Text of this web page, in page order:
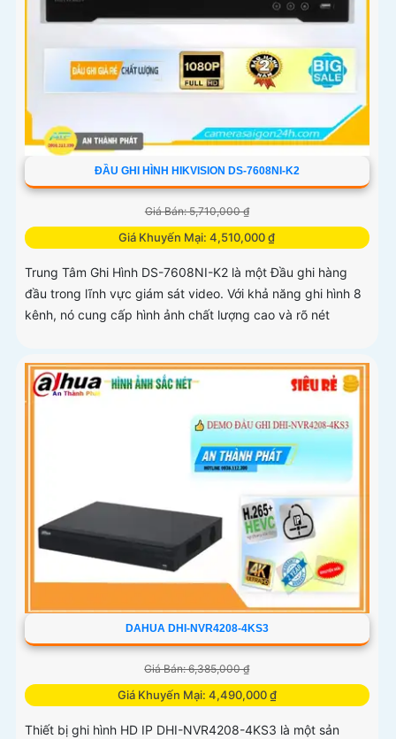
ĐẦU GHI HÌNH HIKVISION DS-7608NI-K2
Giá Bán: 5,710,000 ₫
Giá Khuyến Mại: 4,510,000 ₫
Trung Tâm Ghi Hình DS-7608NI-K2 là một Đầu ghi hàng
đầu trong lĩnh vực giám sát video. Với khả năng ghi hình 8
kênh, nó cung cấp hình ảnh chất lượng cao và rõ nét
DAHUA DHI-NVR4208-4KS3
Giá Bán: 6,385,000 ₫
Giá Khuyến Mại: 4,490,000 ₫
Thiết bị ghi hình HD IP DHI-NVR4208-4KS3 là một sản